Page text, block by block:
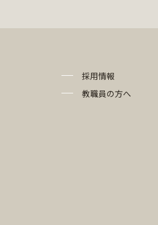
採用情報
教職員の方へ